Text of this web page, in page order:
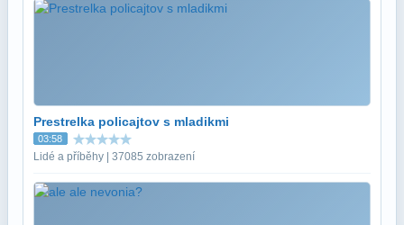
Prestrelka policajtov s mladikmi
03:58
Lidé a příběhy | 37085 zobrazení